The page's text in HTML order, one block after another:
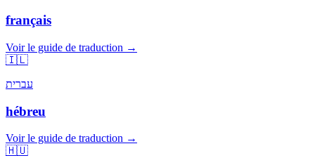
français
Voir le guide de traduction →
🇮🇱
עברית
hébreu
Voir le guide de traduction →
🇭🇺